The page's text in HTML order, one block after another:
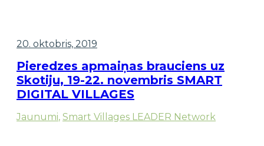
20. oktobris, 2019
Pieredzes apmaiņas brauciens uz
Skotiju, 19-22. novembris SMART
DIGITAL VILLAGES
Jaunumi, Smart Villages LEADER Network